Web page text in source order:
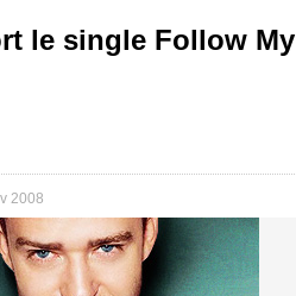
le single Follow My
2008